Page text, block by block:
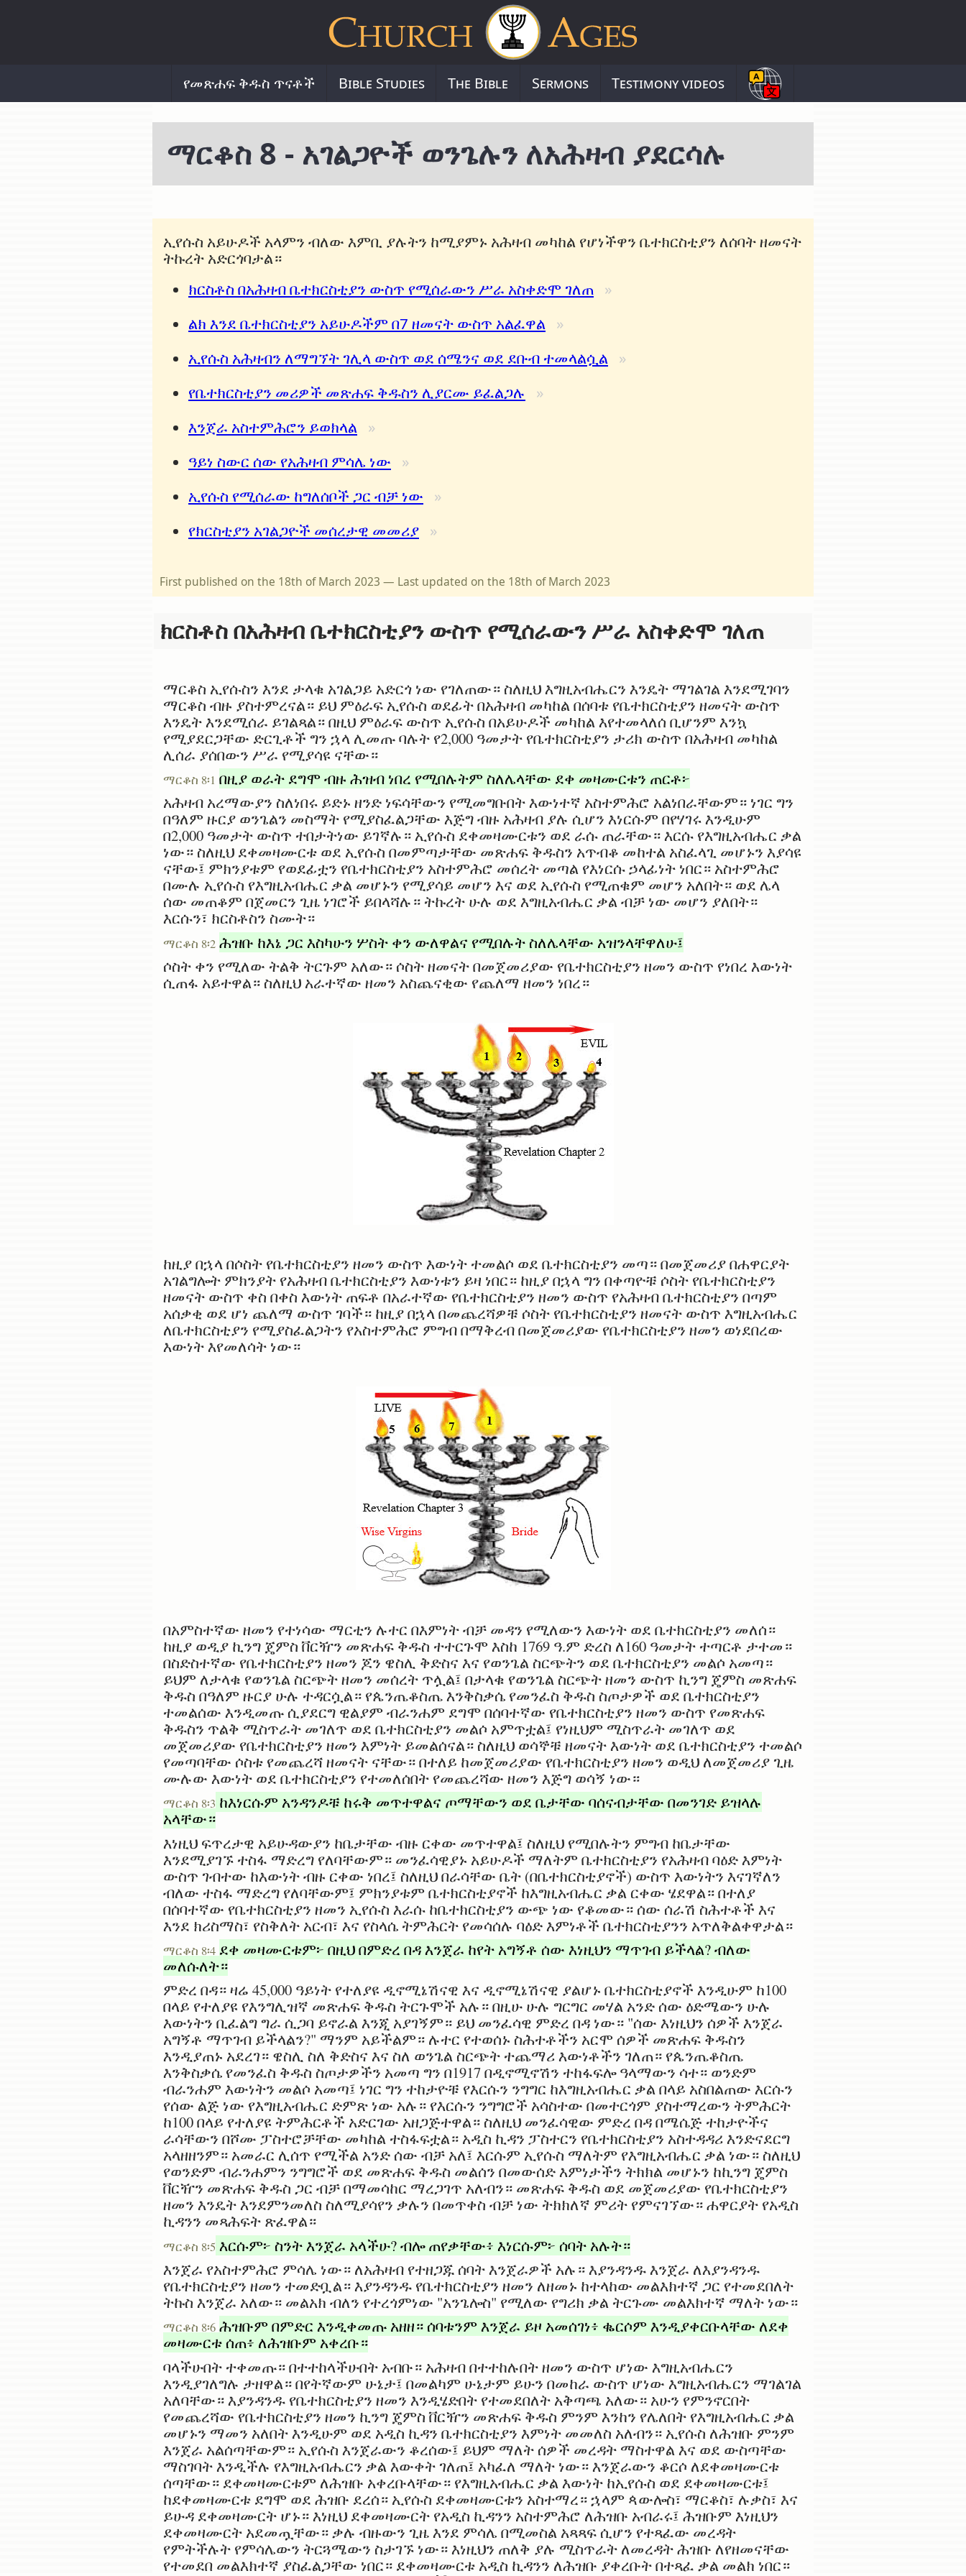
የመጽሐፍ ቅዱስ ጥናቶች Bible Studies The Bible Sermons Testimony videos
ማርቆስ 8 - አገልጋዮች ወንጌሉን ለአሕዛብ ያደርሳሉ
ኢየሱስ አይሁዶች አላምን ብለው እምቢ ያሉትን ከሚያምኑ አሕዛብ መካከል የሆነችዋን ቤተክርስቲያን ለሰባት ዘመናት
ትኩረት አድርጎባታል።
ክርስቶስ በአሕዛብ ቤተክርስቲያን ውስጥ የሚሰራውን ሥራ አስቀድሞ ገለጠ
ልክ እንደ ቤተክርስቲያን አይሁዶችም በ7 ዘመናት ውስጥ አልፈዋል
ኢየሱስ አሕዛብን ለማግኘት ገሊላ ውስጥ ወደ ሰሜንና ወደ ደቡብ ተመላልሷል
የቤተክርስቲያን መሪዎች መጽሐፍ ቅዱስን ሊያርሙ ይፈልጋሉ
እንጀራ አስተምሕሮን ይወክላል
ዓይነ ስውር ሰው የአሕዛብ ምሳሌ ነው
ኢየሱስ የሚሰራው ከግለሰቦች ጋር ብቻ ነው
የክርስቲያን አገልጋዮች መሰረታዊ መመሪያ
First published on the 18th of March 2023 — Last updated on the 18th of March 2023
ክርስቶስ በአሕዛብ ቤተክርስቲያን ውስጥ የሚሰራውን ሥራ አስቀድሞ ገለጠ
ማርቆስ ኢየሱስን እንደ ታላቁ አገልጋይ አድርጎ ነው የገለጠው። ስለዚህ እግዚአብሔርን እንዴት ማገልገል እንደሚገባን
ማርቆስ ብዙ ያስተምረናል። ይህ ምዕራፍ ኢየሱስ ወደፊት በአሕዛብ መካከል በሰባቱ የቤተክርስቲያን ዘመናት ውስጥ
እንዴት እንደሚሰራ ይገልጻል። በዚህ ምዕራፍ ውስጥ ኢየሱስ በአይሁዶች መካከል እየተመላለሰ ቢሆንም እንኳ
የሚያደርጋቸው ድርጊቶች ግን ኋላ ሊመጡ ባሉት የ2,000 ዓመታት የቤተክርስቲያን ታሪክ ውስጥ በአሕዛብ መካከል
ሊሰራ ያሰበውን ሥራ የሚያሳዩ ናቸው።
ማርቆስ 8፡1 በዚያ ወራት ደግሞ ብዙ ሕዝብ ነበረ የሚበሉትም ስለሌላቸው ደቀ መዛሙርቱን ጠርቶ፦
አሕዛብ አረማውያን ስለነበሩ ይድኑ ዘንድ ነፍሳቸውን የሚመግቡበት እውነተኛ አስተምሕሮ አልነበራቸውም። ነገር ግን
በዓለም ዙርያ ወንጌልን መስማት የሚያስፈልጋቸው እጅግ ብዙ አሕዛብ ያሉ ሲሆን እነርሱም በየሃገሩ እንዲሁም
በ2,000 ዓመታት ውስጥ ተበታትነው ይገኛሉ። ኢየሱስ ደቀመዛሙርቱን ወደ ራሱ ጠራቸው። እርሱ የእግዚአብሔር ቃል
ነው። ስለዚህ ደቀመዛሙርቱ ወደ ኢየሱስ በመምጣታቸው መጽሐፍ ቅዱስን አጥብቆ መከተል አስፈላጊ መሆኑን እያሳዩ
ናቸው፤ ምክንያቱም የወደፊቷን የቤተክርስቲያን አስተምሕሮ መሰረት መጣል የእነርሱ ኃላፊነት ነበር። አስተምሕሮ
በሙሉ ኢየሱስ የእግዚአብሔር ቃል መሆኑን የሚያሳይ መሆን እና ወደ ኢየሱስ የሚጠቁም መሆን አለበት። ወደ ሌላ
ሰው መጠቆም በጀመርን ጊዜ ነገሮች ይበላሻሉ። ትኩረት ሁሉ ወደ እግዚአብሔር ቃል ብቻ ነው መሆን ያለበት።
እርሱን፣ ክርስቶስን ስሙት።
ማርቆስ 8፡2 ሕዝቡ ከእኔ ጋር እስካሁን ሦስት ቀን ውለዋልና የሚበሉት ስለሌላቸው አዝንላቸዋለሁ፤
ሶስት ቀን የሚለው ትልቅ ትርጉም አለው። ሶስት ዘመናት በመጀመሪያው የቤተክርስቲያን ዘመን ውስጥ የነበረ እውነት
ሲጠፋ አይተዋል። ስለዚህ አራተኛው ዘመን አስጨናቂው የጨለማ ዘመን ነበረ።
ከዚያ በኋላ በሶስት የቤተክርስቲያን ዘመን ውስጥ እውነት ተመልሶ ወደ ቤተክርስቲያን መጣ። በመጀመሪያ በሐዋርያት
አገልግሎት ምክንያት የአሕዛብ ቤተክርስቲያን እውነቱን ይዛ ነበር። ከዚያ በኋላ ግን በቀጣዮቹ ሶስት የቤተክርስቲያን
ዘመናት ውስጥ ቀስ በቀስ እውነት ጠፍቶ በአራተኛው የቤተክርስቲያን ዘመን ውስጥ የአሕዛብ ቤተክርስቲያን በጣም
አሰቃቂ ወደ ሆነ ጨለማ ውስጥ ገባች። ከዚያ በኋላ በመጨረሻዎቹ ሶስት የቤተክርስቲያን ዘመናት ውስጥ እግዚአብሔር
ለቤተክርስቲያን የሚያስፈልጋትን የአስተምሕሮ ምግብ በማቅረብ በመጀመሪያው የቤተክርስቲያን ዘመን ወነደበረው
እውነት እየመለሳት ነው።
በአምስተኛው ዘመን የተነሳው ማርቲን ሉተር በእምነት ብቻ መዳን የሚለውን እውነት ወደ ቤተክርስቲያን መለሰ።
ከዚያ ወዲያ ኪንግ ጄምስ ቨርዥን መጽሐፍ ቅዱስ ተተርጉሞ እስከ 1769 ዓ.ም ድረስ ለ160 ዓመታት ተጣርቶ ታተመ።
በስድስተኛው የቤተክርስቲያን ዘመን ጆን ዌስሊ ቅድስና እና የወንጌል ስርጭትን ወደ ቤተክርስቲያን መልሶ አመጣ።
ይህም ለታላቁ የወንጌል ስርጭት ዘመን መሰረት ጥሏል፤ በታላቁ የወንጌል ስርጭት ዘመን ውስጥ ኪንግ ጄምስ መጽሐፍ
ቅዱስ በዓለም ዙርያ ሁሉ ተዳርሷል። የጴንጤቆስጤ እንቅስቃሴ የመንፈስ ቅዱስ ስጦታዎች ወደ ቤተክርስቲያን
ተመልሰው እንዲመጡ ሲያደርግ ዊልያም ብራንሐም ደግሞ በሰባተኛው የቤተክርስቲያን ዘመን ውስጥ የመጽሐፍ
ቅዱስን ጥልቅ ሚስጥራት መገለጥ ወደ ቤተክርስቲያን መልሶ አምጥቷል፤ የነዚህም ሚስጥራት መገለጥ ወደ
መጀመሪያው የቤተክርስቲያን ዘመን እምነት ይመልሰናል። ስለዚህ ወሳኞቹ ዘመናት እውነት ወደ ቤተክርስቲያን ተመልሶ
የመጣባቸው ሶስቱ የመጨረሻ ዘመናት ናቸው። በተለይ ከመጀመሪያው የቤተክርስቲያን ዘመን ወዲህ ለመጀመሪያ ጊዜ
ሙሉው እውነት ወደ ቤተክርስቲያን የተመለሰበት የመጨረሻው ዘመን እጅግ ወሳኝ ነው።
ማርቆስ 8፡3 ከእነርሱም አንዳንዶቹ ከሩቅ መጥተዋልና ጦማቸውን ወደ ቤታቸው ባሰናብታቸው በመንገድ ይዝላሉ
አላቸው።
እነዚህ ፍጥረታዊ አይሁዳውያን ከቤታቸው ብዙ ርቀው መጥተዋል፤ ስለዚህ የሚበሉትን ምግብ ከቤታቸው
እንደሚያገኙ ተስፋ ማድረግ የለባቸውም። መንፈሳዊያኑ አይሁዶች ማለትም ቤተክርስቲያን የአሕዛብ ባዕድ እምነት
ውስጥ ገብተው ከእውነት ብዙ ርቀው ነበረ፤ ስለዚህ በራሳቸው ቤት (በቤተክርስቲያኖች) ውስጥ እውነትን እናገኛለን
ብለው ተስፋ ማድረግ የለባቸውም፤ ምክንያቱም ቤተክርስቲያኖች ከእግዚአብሔር ቃል ርቀው ሄደዋል። በተለያ
በሰባተኛው የቤተክርስቲያን ዘመን ኢየሱስ እራሱ ከቤተክርስቲያን ውጭ ነው የቆመው። ሰው ሰራሽ ስሕተቶች እና
እንደ ክሪስማስ፣ የስቅለት አርብ፣ እና የስላሴ ትምሕርት የመሳሰሉ ባዕድ እምነቶች ቤተክርስቲያንን አጥለቅልቀዋታል።
ማርቆስ 8፡4 ደቀ መዛሙርቱም፦ በዚህ በምድረ በዳ እንጀራ ከየት አግኝቶ ሰው እነዚህን ማጥገብ ይችላል? ብለው
መለሱለት።
ምድረ በዳ። ዛሬ 45,000 ዓይነት የተለያዩ ዲኖሚኔሽናዊ እና ዲኖሚኔሽናዊ ያልሆኑ ቤተክርስቲያኖች እንዲሁም ከ100
በላይ የተለያዩ የእንግሊዝኛ መጽሐፍ ቅዱስ ትርጉሞች አሉ። በዚሁ ሁሉ ግርግር መሃል አንድ ሰው ዕድሜውን ሁሉ
እውነትን ቢፈልግ ግራ ሲጋባ ይኖራል እንጂ አያገኝም። ይህ መንፈሳዊ ምድረ በዳ ነው። "ሰው እነዚህን ሰዎች እንጀራ
አግኝቶ ማጥገብ ይችላልን?" ማንም አይችልም። ሉተር የተወሰኑ ስሕተቶችን አርሞ ሰዎች መጽሐፍ ቅዱስን
እንዲያጠኑ አደረገ። ዌስሊ ስለ ቅድስና እና ስለ ወንጌል ስርጭት ተጨማሪ እውነቶችን ገለጠ። የጴንጤቆስጤ
እንቅስቃሴ የመንፈስ ቅዱስ ስጦታዎችን አመጣ ግን በ1917 በዲኖሚኖሽን ተከፋፍሎ ዓላማውን ሳተ። ወንድም
ብራንሐም እውነትን መልሶ አመጣ፤ ነገር ግን ተከታዮቹ የእርሱን ንግግር ከእግዚአብሔር ቃል በላይ አስበልጠው እርሱን
የሰው ልጅ ነው የእግዚአብሔር ድምጽ ነው አሉ። የእርሱን ንግግሮች አሳስተው በመተርጎም ያስተማረውን ትምሕርት
ከ100 በላይ የተለያዩ ትምሕርቶች አድርገው አዘጋጅተዋል። ስለዚህ መንፈሳዊው ምድረ በዳ በሜሴጅ ተከታዮችና
ራሳቸውን በሾሙ ፓስተሮቻቸው መካከል ተስፋፍቷል። አዲስ ኪዳን ፓስተርን የቤተክርስቲያን አስተዳዳሪ እንድናደርግ
አላዘዘንም። አመራር ሊሰጥ የሚችል አንድ ሰው ብቻ አለ፤ እርሱም ኢየሱስ ማለትም የእግዚአብሔር ቃል ነው። ስለዚህ
የወንድም ብራንሐምን ንግግሮች ወደ መጽሐፍ ቅዱስ መልሰን በመውሰድ እምነታችን ትክክል መሆኑን ከኪንግ ጄምስ
ቨርዥን መጽሐፍ ቅዱስ ጋር ብቻ በማመሳከር ማረጋገጥ አለብን። መጽሐፍ ቅዱስ ወደ መጀመሪያው የቤተክርስቲያን
ዘመን እንዴት እንደምንመለስ ስለሚያሳየን ቃሉን በመጥቀስ ብቻ ነው ትክክለኛ ምሪት የምናገኘው። ሐዋርያት የአዲስ
ኪዳንን መጻሕፍት ጽፈዋል።
ማርቆስ 8፡5 እርሱም፦ ስንት እንጀራ አላችሁ? ብሎ ጠየቃቸው፥ እነርሱም፦ ሰባት አሉት።
እንጀራ የአስተምሕሮ ምሳሌ ነው። ለአሕዛብ የተዘጋጁ ሰባት እንጀራዎች አሉ። እያንዳንዱ እንጀራ ለእያንዳንዱ
የቤተክርስቲያን ዘመን ተመድቧል። እያንዳንዱ የቤተክርስቲያን ዘመን ለዘመኑ ከተላከው መልእክተኛ ጋር የተመደበለት
ትኩስ እንጀራ አለው። መልአክ ብለን የተረጎምነው "አንጌሎስ" የሚለው የግሪክ ቃል ትርጉሙ መልእክተኛ ማለት ነው።
ማርቆስ 8፡6 ሕዝቡም በምድር እንዲቀመጡ አዘዘ። ሰባቱንም እንጀራ ይዞ አመሰገነ፥ ቈርሶም እንዲያቀርቡላቸው ለደቀ
መዛሙርቱ ሰጠ፥ ለሕዝቡም አቀረቡ።
ባላችሁበት ተቀመጡ። በተተከላችሁበት አብቡ። አሕዛብ በተተከሉበት ዘመን ውስጥ ሆነው እግዚአብሔርን
እንዲያገለግሉ ታዘዋል። በየትኛውም ሁኔታ፤ በመልካም ሁኔታም ይሁን በመከራ ውስጥ ሆነው እግዚአብሔርን ማገልገል
አለባቸው። እያንዳንዱ የቤተክርስቲያን ዘመን እንዲሄድበት የተመደበለት አቅጣጫ አለው። አሁን የምንኖርበት
የመጨረሻው የቤተክርስቲያን ዘመን ኪንግ ጄምስ ቨርዥን መጽሐፍ ቅዱስ ምንም እንከን የሌለበት የእግዚአብሔር ቃል
መሆኑን ማመን አለበት እንዲሁም ወደ አዲስ ኪዳን ቤተክርስቲያን እምነት መመለስ አለብን። ኢየሱስ ለሕዝቡ ምንም
እንጀራ አልሰጣቸውም። ኢየሱስ እንጀራውን ቆረሰው፤ ይህም ማለት ሰዎች መረዳት ማስተዋል እና ወደ ውስጣቸው
ማስገባት እንዲችሉ የእግዚአብሔርን ቃል እውቀት ገለጠ፤ አካፈለ ማለት ነው። እንጀራውን ቆርሶ ለደቀመዛሙርቱ
ሰጣቸው። ደቀመዛሙርቱም ለሕዝቡ አቀረቡላቸው። የእግዚአብሔር ቃል እውነት ከኢየሱስ ወደ ደቀመዛሙርቱ፤
ከደቀመዛሙርቱ ደግሞ ወደ ሕዝቡ ደረሰ። ኢየሱስ ደቀመዛሙርቱን አስተማረ። ኋላም ጳውሎስ፣ ማርቆስ፣ ሉቃስ፣ እና
ይሁዳ ደቀመዛሙርት ሆኑ። እነዚህ ደቀመዛሙርት የአዲስ ኪዳንን አስተምሕሮ ለሕዝቡ አብራሩ፤ ሕዝቡም እነዚህን
ደቀመዛሙርት አደመጧቸው። ቃሉ ብዙውን ጊዜ እንደ ምሳሌ በሚመስል አጻጻፍ ሲሆን የተጻፈው መረዳት
የምትችሉት የምሳሌውን ትርጓሜውን ስታገኙ ነው። እነዚህን ጠለቅ ያሉ ሚስጥራት ለመረዳት ሕዝቡ ለየዘመናቸው
የተመደበ መልእክተኛ ያስፈልጋቸው ነበር። ደቀመዛሙርቱ አዲስ ኪዳንን ለሕዝቡ ያቀረቡት በተጻፈ ቃል መልክ ነበር።